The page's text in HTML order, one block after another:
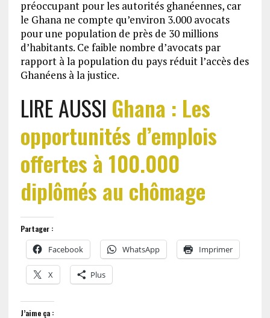
préoccupant pour les autorités ghanéennes, car
le Ghana ne compte qu’environ 3.000 avocats
pour une population de près de 30 millions
d’habitants. Ce faible nombre d’avocats par
rapport à la population du pays réduit l’accès des
Ghanéens à la justice.
LIRE AUSSI Ghana : Les
opportunités d’emplois
offertes à 100.000
diplômés au chômage
Partager :
Facebook WhatsApp Imprimer
X Plus
J’aime ça :